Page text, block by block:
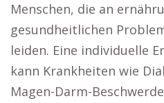
Menschen, die an
gesundheitlichen
leiden. Eine individuelle
kann Krankheiten wie
Magen-Darm-